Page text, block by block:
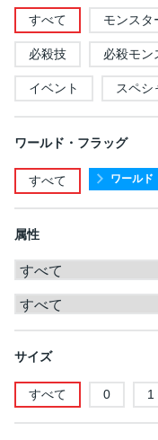
すべて モンスタ
必殺技 必殺モン
イベント スペシ
ワールド・フラッグ
すべて ワールド
属性
サイズ
すべて 0 1